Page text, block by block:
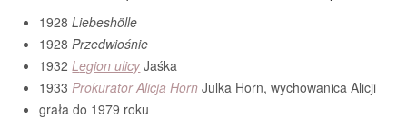
1928Liebeshölle
1928Przedwiośnie
1932Legion ulicyJaśka
1933Prokurator Alicja Horn Julka Horn, wychowanica Alicji
grała do 1979 roku